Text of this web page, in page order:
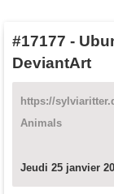
#17177 -
DeviantArt
https://
Animals
Jeudi 25 janvier